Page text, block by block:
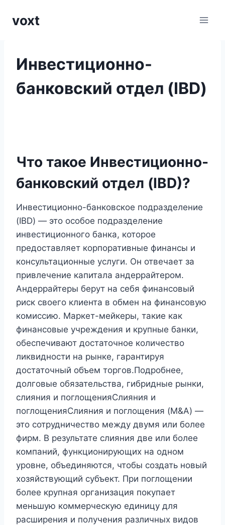
voxt
Инвестиционно-
банковский отдел (IBD)
Что такое Инвестиционно-
банковский отдел (IBD)?
Инвестиционно-банковское подразделение
(IBD) — это особое подразделение
инвестиционного банка, которое
предоставляет корпоративные финансы и
консультационные услуги. Он отвечает за
привлечение капитала андеррайтером.
Андеррайтеры берут на себя финансовый
риск своего клиента в обмен на финансовую
комиссию. Маркет-мейкеры, такие как
финансовые учреждения и крупные банки,
обеспечивают достаточное количество
ликвидности на рынке, гарантируя
достаточный объем торгов.Подробнее,
долговые обязательства, гибридные рынки,
слияния и поглощенияСлияния и
поглощенияСлияния и поглощения (M&A) —
это сотрудничество между двумя или более
фирм. В результате слияния две или более
компаний, функционирующих на одном
уровне, объединяются, чтобы создать новый
хозяйствующий субъект. При поглощении
более крупная организация покупает
меньшую коммерческую единицу для
расширения и получения различных видов